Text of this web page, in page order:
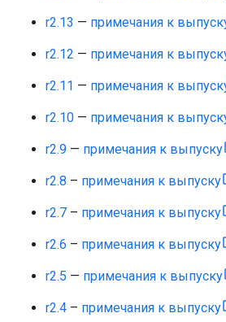
r2.13 — примечания к
r2.12 — примечания к
r2.11 — примечания к
r2.10 — примечания к
r2.9 — примечания к выпуску
r2.8 – примечания к выпуску
r2.7 – примечания к выпуску
r2.6 – примечания к выпуску
r2.5 — примечания к выпуску
r2.4 – примечания к выпуску